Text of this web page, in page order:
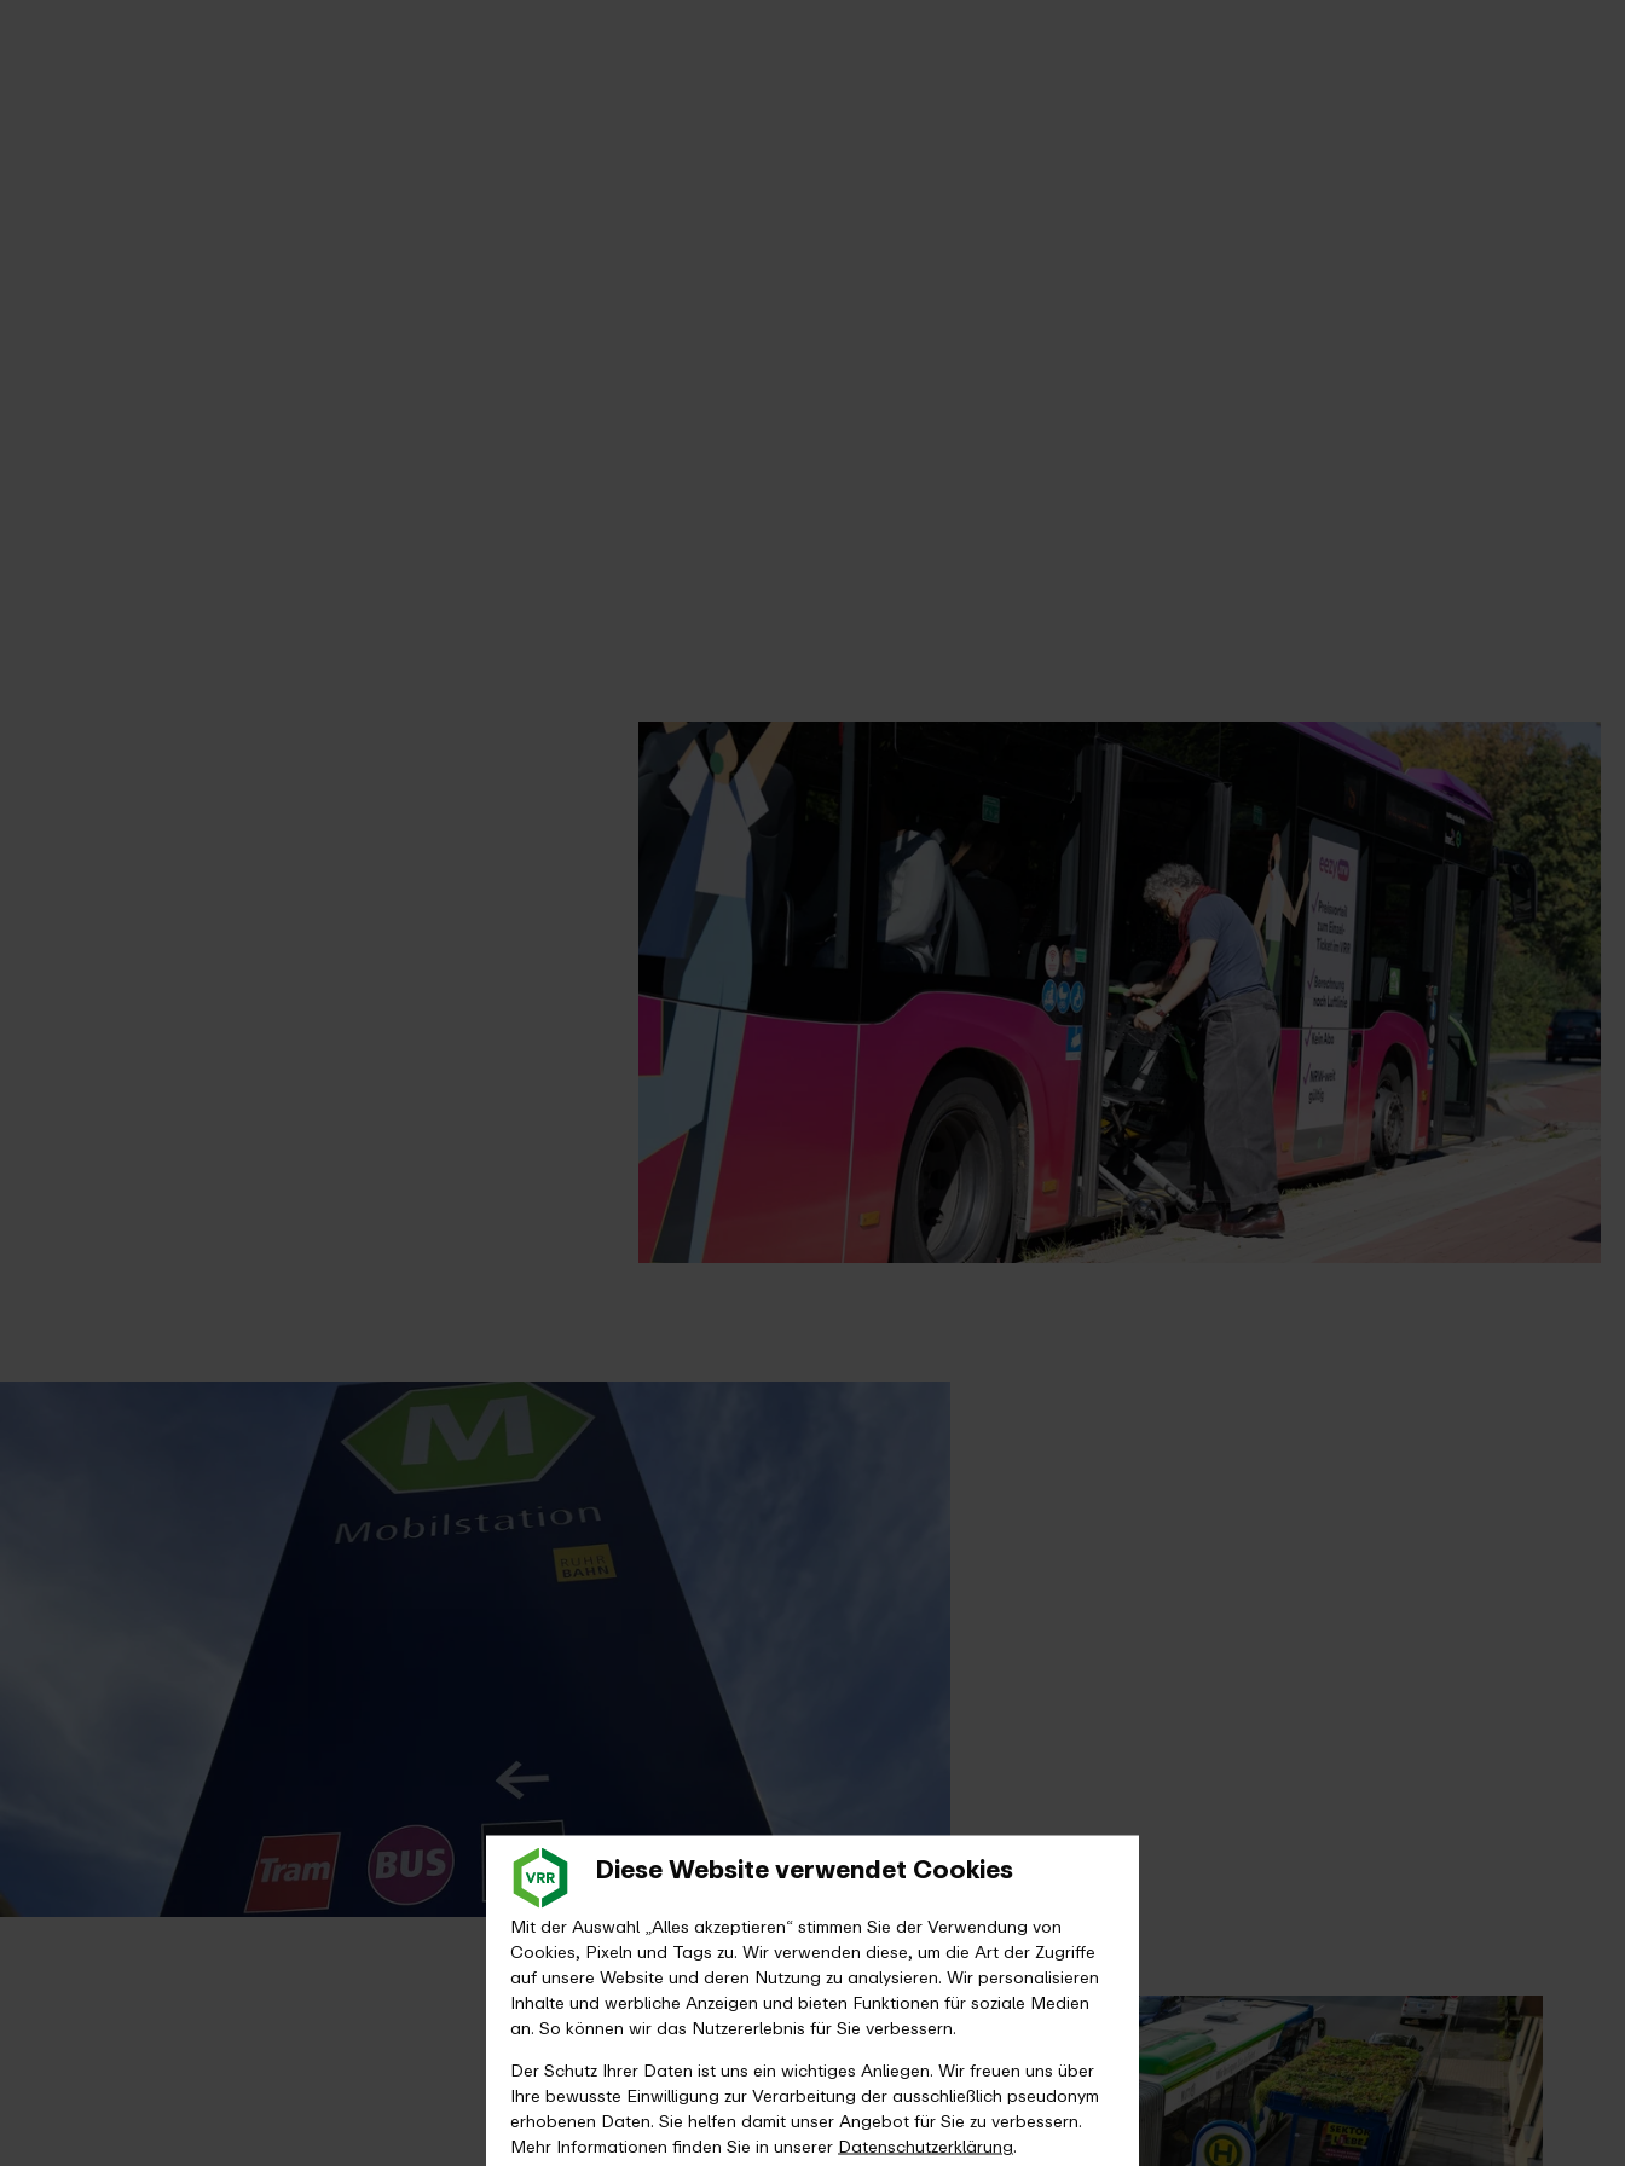
Diese Website verwendet Cookies
Mit der Auswahl „Alles akzeptieren“ stimmen Sie der Verwendung von
Cookies, Pixeln und Tags zu. Wir verwenden diese, um die Art der Zugriffe
auf unsere Website und deren Nutzung zu analysieren. Wir personalisieren
Inhalte und werbliche Anzeigen und bieten Funktionen für soziale Medien
an. So können wir das Nutzererlebnis für Sie verbessern.
Der Schutz Ihrer Daten ist uns ein wichtiges Anliegen. Wir freuen uns über
Ihre bewusste Einwilligung zur Verarbeitung der ausschließlich pseudonym
erhobenen Daten. Sie helfen damit unser Angebot für Sie zu verbessern.
Mehr Informationen finden Sie in unsererDatenschutzerklärung.